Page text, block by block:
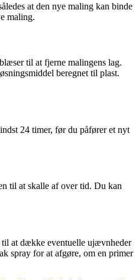
at den nye maling kan binde
maling.
til at fjerne malingens lag.
beregnet til plast.
24 timer, før du påfører et nyt
til at skalle af over tid. Du kan
til at dække eventuelle ujævnheder
spray for at afgøre, om en primer